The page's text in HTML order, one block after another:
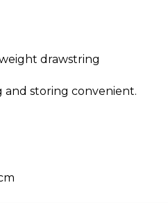
drawstring
and storing convenient.